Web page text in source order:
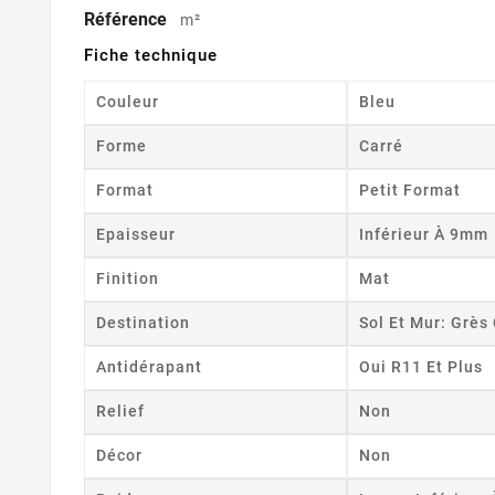
Référence m²
Fiche technique
Couleur Bleu
Forme Carré
Format Petit Format
Epaisseur Inférieur À 9mm
Finition Mat
Destination Sol Et Mur: Grès
Antidérapant Oui R11 Et Plus
Relief Non
Décor Non